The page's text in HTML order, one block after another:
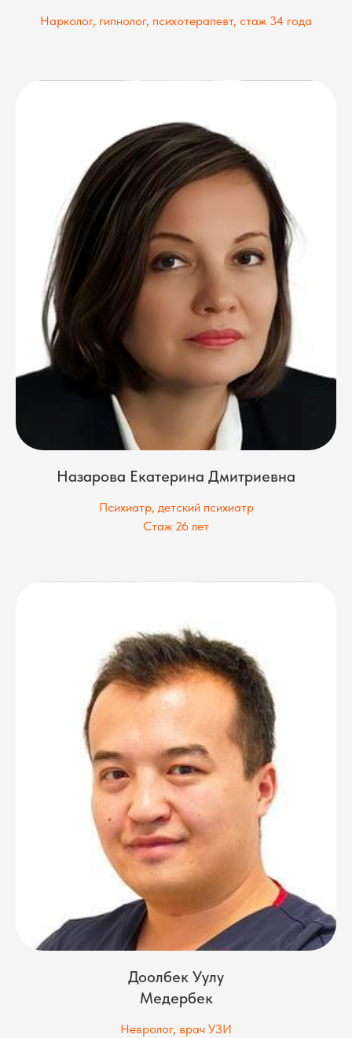
Нарколог, гипнолог, психотерапевт, стаж 34 года
Назарова Екатерина Дмитриевна
Психиатр, детский психиатр
Стаж 26 лет
Доолбек Уулу
Медербек
Невролог, врач УЗИ